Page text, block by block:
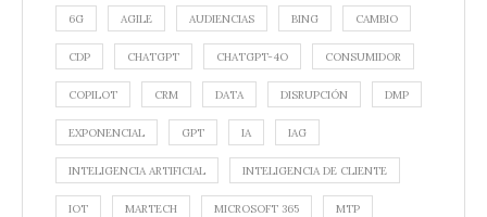
6G AGILE AUDIENCIAS BING CAMBIO
CDP CHATGPT CHATGPT-4O CONSUMIDOR
COPILOT CRM DATA DISRUPCIÓN DMP
EXPONENCIAL GPT IA IAG
INTELIGENCIA ARTIFICIAL INTELIGENCIA DE CLIENTE
IOT MARTECH MICROSOFT 365 MTP